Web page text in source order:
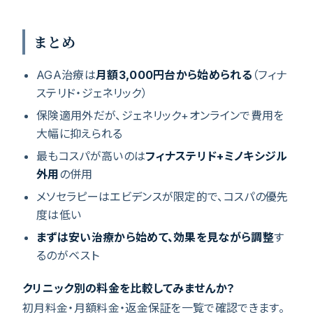
まとめ
AGA治療は月額3,000円台から始められる （フィナ
ステリド・ジェネリック）
保険適用外だが、ジェネリック+オンラインで費用を
大幅に抑えられる
最もコスパが高いのはフィナステリド+ミノキシジル
外用 の併用
メソセラピーはエビデンスが限定的で、コスパの優先
度は低い
まずは安い治療から始めて、効果を見ながら調整す
るのがベスト
クリニック別の料金を比較してみませんか？
初月料金・月額料金・返金保証を一覧で確認できます。